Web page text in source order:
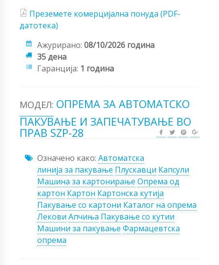
Преземете комерцијална понуда (PDF-
датотека)
Ажурирано: 08/10/2026 година
35 дена
Гаранција: 1 година
МОДЕЛ: ОПРЕМА ЗА АВТОМАТСКО
ПАКУВАЊЕ И ЗАПЕЧАТУВАЊЕ ВО
ПРАВ SZP-28
Означено како: Автоматска
линија за пакување Плускавци Капсули
Машина за картонирање Опрема од
картон Картон Картонска кутија
Пакување со картони Каталог на опрема
Лекови Апчиња Пакување со кутии
Машини за пакување Фармацевтска
опрема